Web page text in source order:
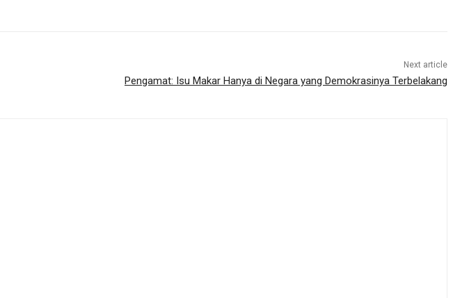
Next article
Pengamat: Isu Makar Hanya di Negara yang Demokrasinya Terbelakang